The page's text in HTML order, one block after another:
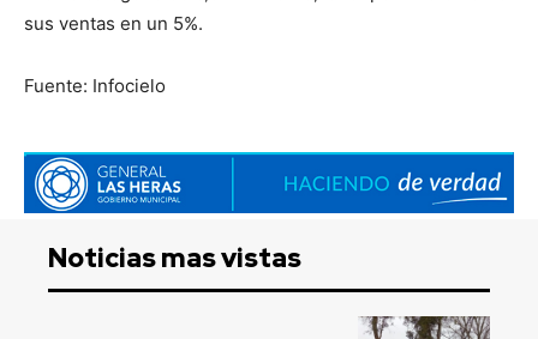
sus ventas en un 5%.
Fuente: Infocielo
Noticias mas vistas